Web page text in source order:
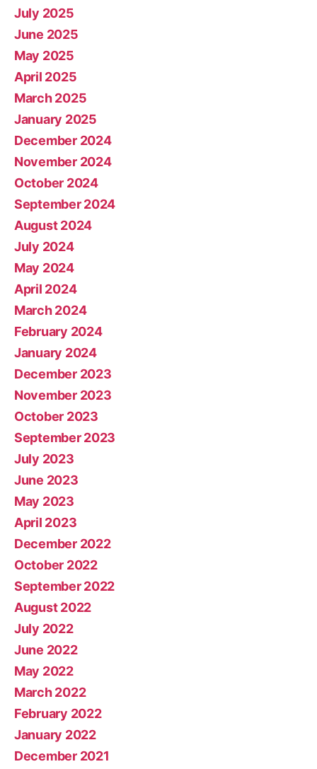
July 2025
June 2025
May 2025
April 2025
March 2025
January 2025
December 2024
November 2024
October 2024
September 2024
August 2024
July 2024
May 2024
April 2024
March 2024
February 2024
January 2024
December 2023
November 2023
October 2023
September 2023
July 2023
June 2023
May 2023
April 2023
December 2022
October 2022
September 2022
August 2022
July 2022
June 2022
May 2022
March 2022
February 2022
January 2022
December 2021